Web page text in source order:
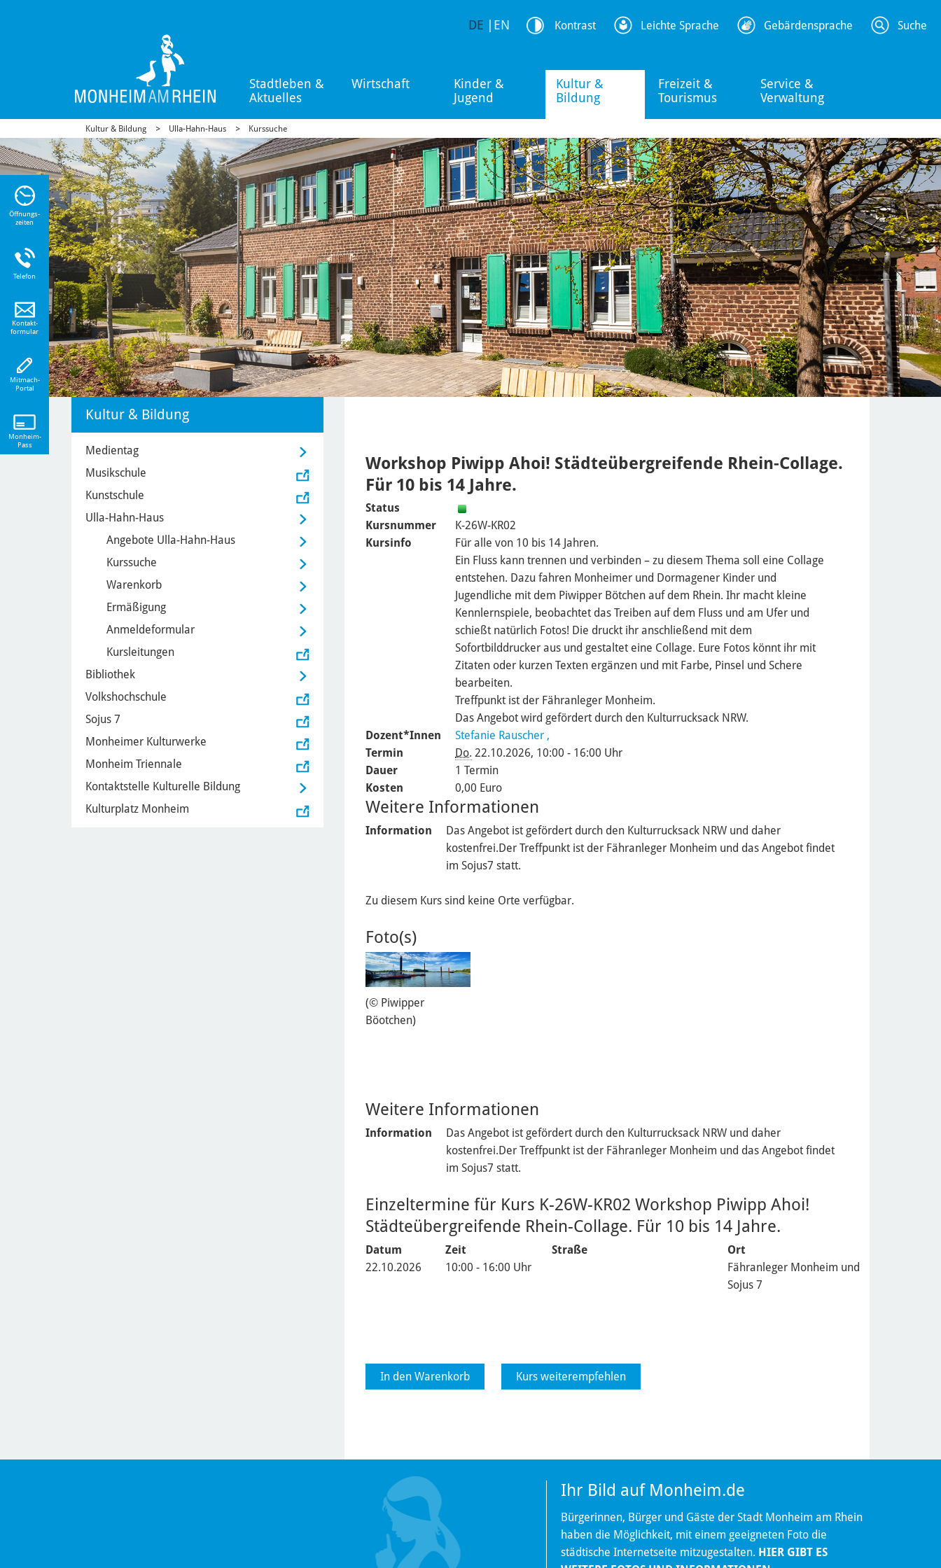
Stadtleben &
Aktuelles
Wirtschaft
Kinder &
Jugend
Kultur &
Bildung
Freizeit &
Tourismus
Service &
Verwaltung
DE EN Kontrast Leichte Sprache Gebärdensprache Suche
Kultur & Bildung Ulla-Hahn-Haus Kurssuche
Workshop Piwipp Ahoi! Städteübergreifende Rhein-Collage.
Für 10 bis 14 Jahre.
Status
Kursnummer
K-26W-KR02
Kursinfo
Für alle von 10 bis 14 Jahren.
Ein Fluss kann trennen und verbinden – zu diesem Thema soll eine Collage
entstehen. Dazu fahren Monheimer und Dormagener Kinder und
Jugendliche mit dem Piwipper Bötchen auf dem Rhein. Ihr macht kleine
Kennlernspiele, beobachtet das Treiben auf dem Fluss und am Ufer und
schießt natürlich Fotos! Die druckt ihr anschließend mit dem
Sofortbilddrucker aus und gestaltet eine Collage. Eure Fotos könnt ihr mit
Zitaten oder kurzen Texten ergänzen und mit Farbe, Pinsel und Schere
bearbeiten.
Treffpunkt ist der Fähranleger Monheim.
Das Angebot wird gefördert durch den Kulturrucksack NRW.
Dozent*Innen
Stefanie Rauscher ,
Termin
Do. 22.10.2026, 10:00 - 16:00 Uhr
Dauer
1 Termin
Kosten
0,00 Euro
Weitere Informationen
Information
Das Angebot ist gefördert durch den Kulturrucksack NRW und daher
kostenfrei.Der Treffpunkt ist der Fähranleger Monheim und das Angebot findet
im Sojus7 statt.
Zu diesem Kurs sind keine Orte verfügbar.
Foto(s)
(© Piwipper
Böotchen)
Weitere Informationen
Information
Das Angebot ist gefördert durch den Kulturrucksack NRW und daher
kostenfrei.Der Treffpunkt ist der Fähranleger Monheim und das Angebot findet
im Sojus7 statt.
Einzeltermine für Kurs K-26W-KR02 Workshop Piwipp Ahoi!
Städteübergreifende Rhein-Collage. Für 10 bis 14 Jahre.
Datum Zeit Straße
Ort
22.10.2026
10:00 - 16:00 Uhr
Fähranleger Monheim und
Sojus 7
In den Warenkorb Kurs weiterempfehlen
Kultur & Bildung
Medientag
Musikschule
Kunstschule
Ulla-Hahn-Haus
Angebote Ulla-Hahn-Haus
Kurssuche
Warenkorb
Ermäßigung
Anmeldeformular
Kursleitungen
Bibliothek
Volkshochschule
Sojus 7
Monheimer Kulturwerke
Monheim Triennale
Kontaktstelle Kulturelle Bildung
Kulturplatz Monheim
Ihr Bild auf Monheim.de
Bürgerinnen, Bürger und Gäste der Stadt Monheim am Rhein
haben die Möglichkeit, mit einem geeigneten Foto die
städtische Internetseite mitzugestalten. HIER GIBT ES
Öffnungs-
zeiten
Telefon
Kontakt-
formular
Mitmach-
Portal
Monheim-
Pass
Sie
zu